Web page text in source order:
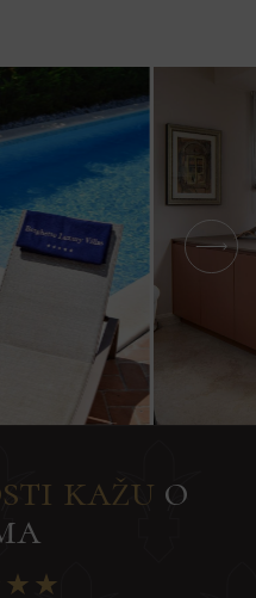
kažu o